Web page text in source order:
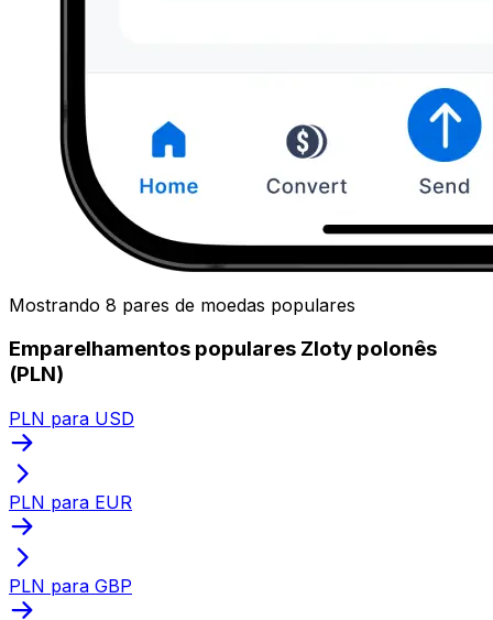
Mostrando 8 pares de moedas populares
Emparelhamentos populares Zloty polonês
(PLN)
PLN para USD
PLN para EUR
PLN para GBP